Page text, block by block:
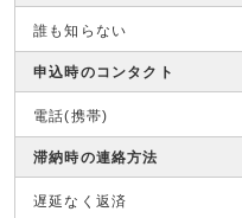
誰も知らない
申込時のコンタクト
電話(携帯)
滞納時の連絡方法
遅延なく返済